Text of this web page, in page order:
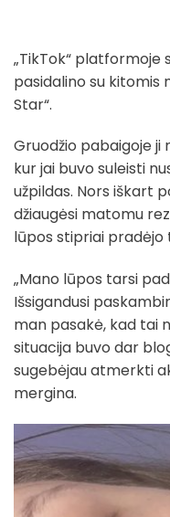
„TikTok“ platformoje
pasidalino su kitomis
Star“.
Gruodžio pabaigoje ji
kur jai buvo suleisti
užpildas. Nors iškart
džiaugėsi matomu
lūpos stipriai pradėjo
„Mano lūpos tarsi
Išsigandusi
man pasakė, kad tai
situacija buvo dar
sugebėjau atmerkti
mergina.